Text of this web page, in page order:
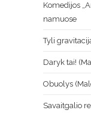
Komedijos
namuose
Tyli
Daryk tai!
Obuolys
Savaitgalio